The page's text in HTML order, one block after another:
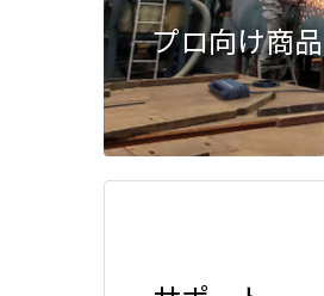
プロ向け商品